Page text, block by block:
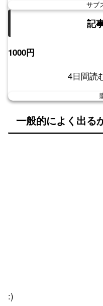
サブ
記
1000円
4日間読
一般的によく出る
:)